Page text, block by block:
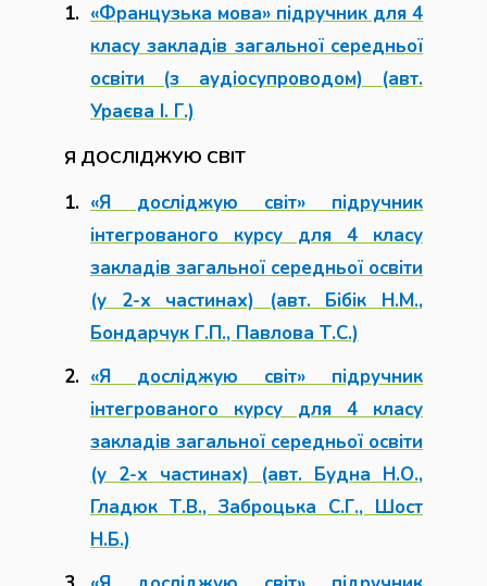
«Французька мова» підручник для 4
класу закладів загальної середньої
освіти (з аудіосупроводом) (авт.
Ураєва І. Г.)
Я ДОСЛІДЖУЮ СВІТ
«Я досліджую світ» підручник
інтегрованого курсу для 4 класу
закладів загальної середньої освіти
(у 2-х частинах) (авт. Бібік Н.М.,
Бондарчук Г.П., Павлова Т.С.)
«Я досліджую світ» підручник
інтегрованого курсу для 4 класу
закладів загальної середньої освіти
(у 2-х частинах) (авт. Будна Н.О.,
Гладюк Т.В., Заброцька С.Г., Шост
Н.Б.)